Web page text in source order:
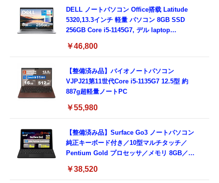
DELL ノートパソコン Office搭载 Latitude
5320,13.3インチ 軽量 パソコン 8GB SSD
256GB Core i5-1145G7, デル laptop
ド付き (整備済み品)
￥46,800
【整備済み品】バイオノートパソコン
VJPJ21第11世代Core i5-1135G7 12.5型 約
887g超軽量ノートPC
￥55,980
【整備済み品】Surface Go3 ノートパソコン
純正キーボード付き／10型マルチタッチ／
Pentium Gold プロセッサ／メモリ 8GB／
Bluetooth5.0／USB-C／1080p顔認証カメラ
￥38,520